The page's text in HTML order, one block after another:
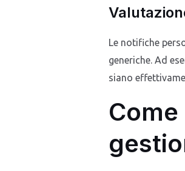
Le notifiche
generiche. Ad
siano